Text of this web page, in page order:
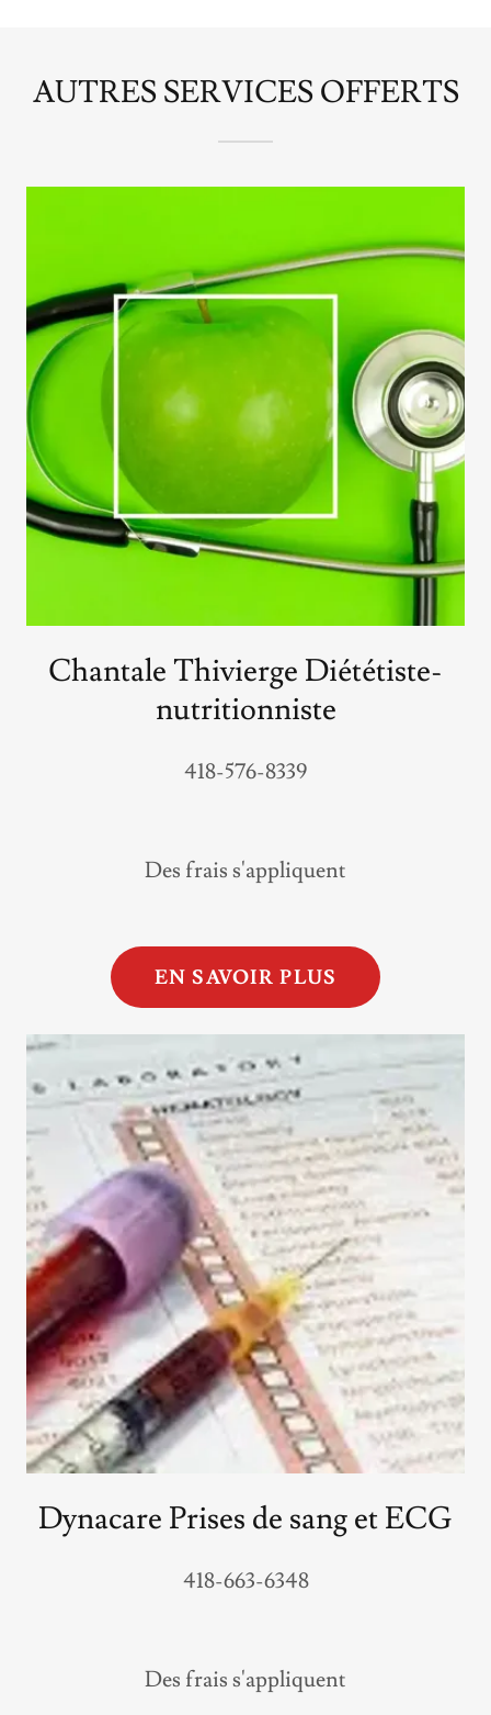
AUTRES SERVICES OFFERTS
Chantale Thivierge Diététiste-
nutritionniste
418-576-8339
Des frais s'appliquent
EN SAVOIR PLUS
Dynacare Prises de sang et ECG
418-663-6348
Des frais s'appliquent